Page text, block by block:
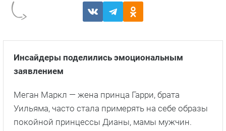
Инсайдеры поделились эмоциональным
заявлением
Меган Маркл — жена принца Гарри, брата
Уильяма, часто стала примерять на себе образы
покойной принцессы Дианы, мамы мужчин.